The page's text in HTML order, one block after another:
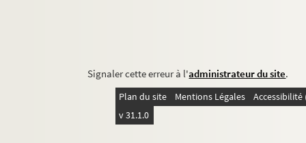
Signaler cette erreur à l'administrateur du site.
Plan du site Mentions Légales
v 31.1.0